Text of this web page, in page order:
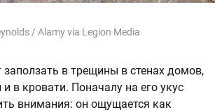
/ Alamy via Legion Media
в трещины в стенах домов,
в кровати. Поначалу на его укус
внимания: он ощущается как